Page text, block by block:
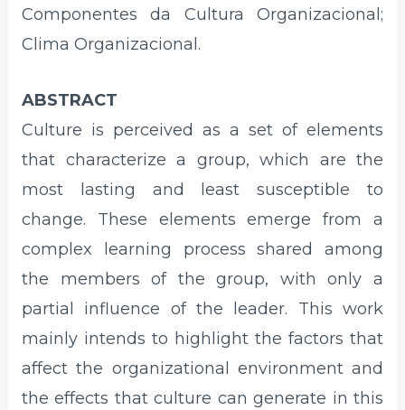
Componentes da Cultura Organizacional;
Clima Organizacional.
ABSTRACT
Culture is perceived as a set of elements
that characterize a group, which are the
most lasting and least susceptible to
change. These elements emerge from a
complex learning process shared among
the members of the group, with only a
partial influence of the leader. This work
mainly intends to highlight the factors that
affect the organizational environment and
the effects that culture can generate in this